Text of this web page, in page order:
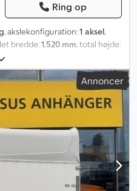
Ring op
, akslekonfiguration:1 aksel,
bredde:1.520 mm, total højde:
4.900,- € * Stema Airstream
sengeplads *
* Markise * Strøm 12V
cm B x 192 cm H *
L x 145 cm B ÅBNINGSTIDER
aftale...)
WhatsApp E-mail: Dcsdpfxoyytywj
kan fås hos os.
Tekniske
separat. Den faktiske
kun den, der er inspiceret på
Annoncer